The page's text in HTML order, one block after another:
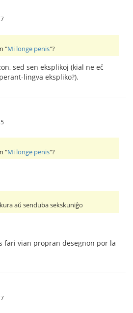
"Mi longe penis"?
sed sen eksplikoj (kial ne eĉ
lingva ekspliko?).
"Mi longe penis"?
aŭ senduba sekskuniĝo
fari vian propran desegnon por la